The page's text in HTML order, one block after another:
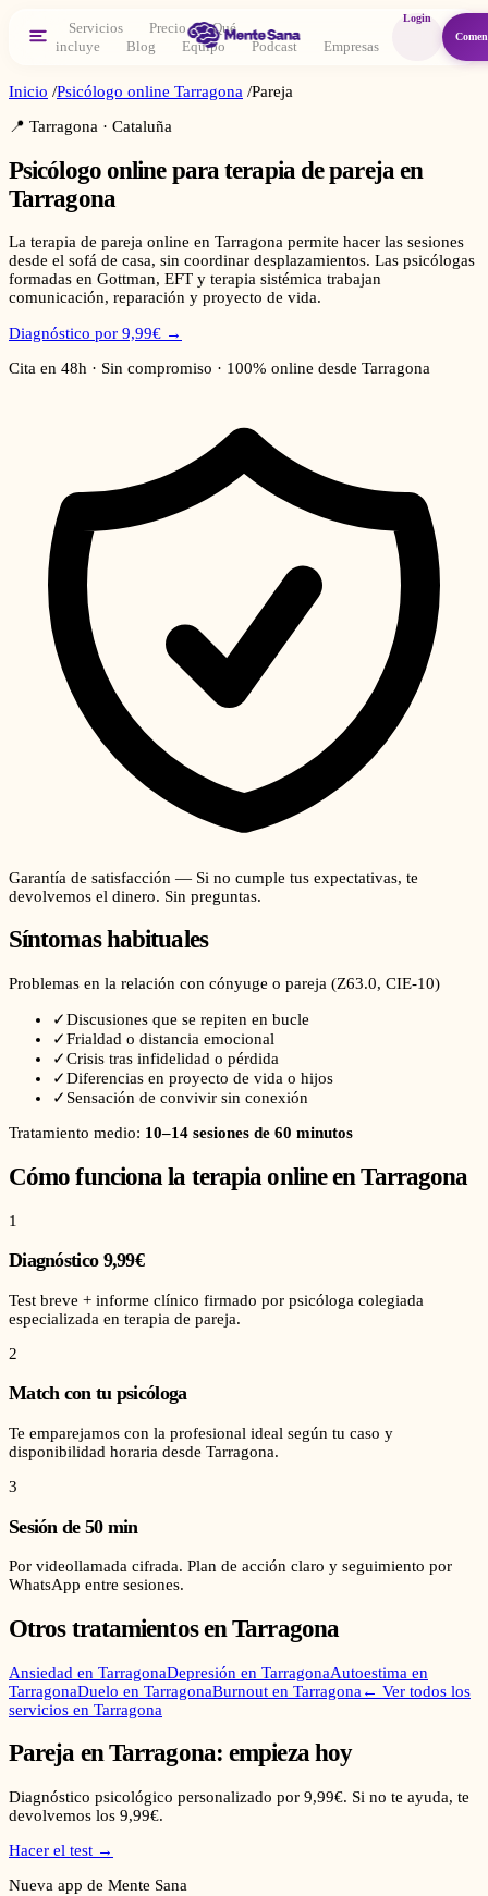
Servicios Precio
Qué
incluye
Blog Equipo Podcast Empresas
Login
Inicio /Psicólogo online Tarragona /Pareja
📍 Tarragona · Cataluña
Psicólogo online paraterapia de parejaen
Tarragona
La terapia de pareja online en Tarragona permite hacer las sesiones
desde el sofá de casa, sin coordinar desplazamientos. Las psicólogas
formadas en Gottman, EFT y terapia sistémica trabajan
comunicación, reparación y proyecto de vida.
Diagnóstico por 9,99€ →
Cita en 48h · Sin compromiso · 100% online desde Tarragona
Garantía de satisfacción — Si no cumple tus expectativas, te
devolvemos el dinero. Sin preguntas.
Síntomas habituales
Problemas en la relación con cónyuge o pareja (Z63.0, CIE-10)
✓Discusiones que se repiten en bucle
✓Frialdad o distancia emocional
✓Crisis tras infidelidad o pérdida
✓Diferencias en proyecto de vida o hijos
✓ Sensación de convivir sin conexión
Tratamiento medio: 10–14 sesiones de 60 minutos
Cómo funciona la terapia online enTarragona
1
Diagnóstico 9,99€
Test breve + informe clínico firmado por psicóloga colegiada
especializada en terapia de pareja.
2
Match con tu psicóloga
Te emparejamos con la profesional ideal según tu caso y
disponibilidad horaria desde Tarragona.
3
Sesión de 50 min
Por videollamada cifrada. Plan de acción claro y seguimiento por
WhatsApp entre sesiones.
Otros tratamientos enTarragona
Ansiedad en TarragonaDepresión en TarragonaAutoestima en
TarragonaDuelo en TarragonaBurnout en Tarragona ← Ver todos los
servicios en Tarragona
ParejaenTarragona: empieza hoy
Diagnóstico psicológico personalizado por 9,99€. Si no te ayuda, te
devolvemos los 9,99€.
Hacer el test →
Nueva app de Mente Sana